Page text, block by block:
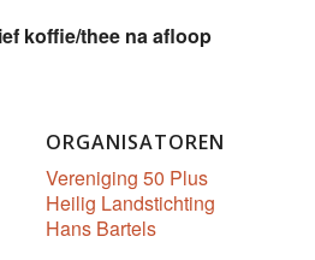
koffie/thee na afloop
ORGANISATOREN
Vereniging 50 Plus
Heilig Landstichting
Hans Bartels